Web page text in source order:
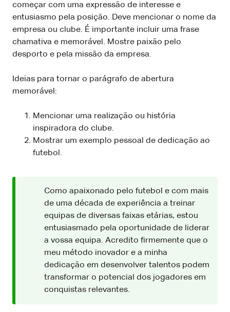
começar com uma expressão de interesse e
entusiasmo pela posição. Deve mencionar o nome da
empresa ou clube. É importante incluir uma frase
chamativa e memorável. Mostre paixão pelo
desporto e pela missão da empresa.
Ideias para tornar o parágrafo de abertura
memorável:
Mencionar uma realização ou história
inspiradora do clube.
Mostrar um exemplo pessoal de dedicação ao
futebol.
Como apaixonado pelo futebol e com mais
de uma década de experiência a treinar
equipas de diversas faixas etárias, estou
entusiasmado pela oportunidade de liderar
a vossa equipa. Acredito firmemente que o
meu método inovador e a minha
dedicação em desenvolver talentos podem
transformar o potencial dos jogadores em
conquistas relevantes.